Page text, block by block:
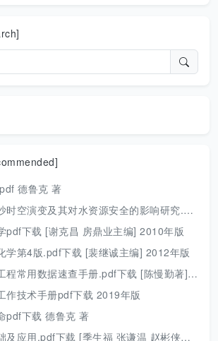
德鲁克 著
演变及其对水资源安全的影响研究.pdf 胡光伟 著 2017年版
pdf下载 [谢克昌 房鼎业主编] 2010年版
学第4版.pdf下载 [裴继诚主编] 2012年版
常用数据速查手册.pdf下载 [陈慢勤著] 2010年版
作技术手册pdf下载 2019年版
pdf下载 德鲁克 著
应用.pdf下载 [季生福 张谦温 赵彬侠编] 2011年版